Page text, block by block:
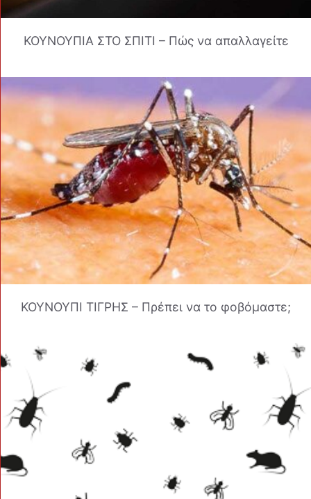
ΚΟΥΝΟΥΠΙΑ ΣΤΟ ΣΠΙΤΙ – Πώς να απαλλαγείτε
ΚΟΥΝΟΥΠΙ ΤΙΓΡΗΣ – Πρέπει να το φοβόμαστε;